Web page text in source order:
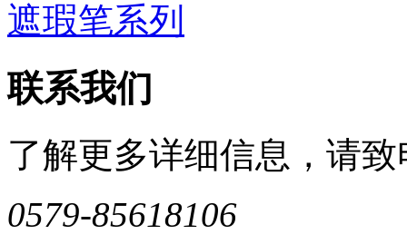
遮瑕笔系列
联系我们
了解更多详细信息，请致
0579-85618106